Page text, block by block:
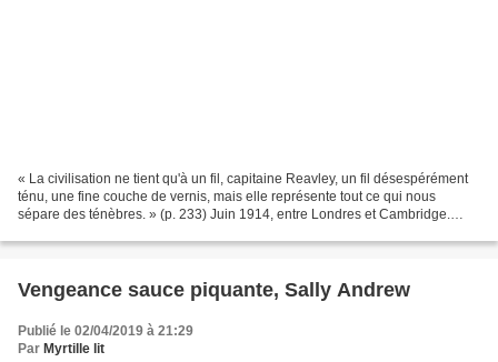
« La civilisation ne tient qu'à un fil, capitaine Reavley, un fil désespérément
ténu, une fine couche de vernis, mais elle représente tout ce qui nous
sépare des ténèbres. » (p. 233) Juin 1914, entre Londres et Cambridge.
Vengeance sauce piquante, Sally Andrew
Publié le 02/04/2019 à 21:29
Par Myrtille lit